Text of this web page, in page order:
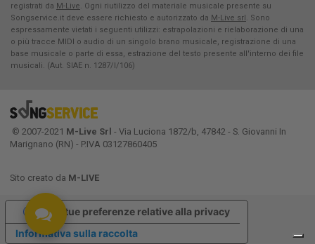
registrati da M-Live. Ogni riutilizzo del materiale musicale presente su
Songservice.it deve essere richiesto e autorizzato da M-Live srl. Sono
espressamente vietati i seguenti utilizzi: estrapolazioni e rielaborazione di una
o più tracce MIDI o audio di un singolo brano musicale, registrazione di una
base musicale o parte di essa, estrazione del testo presente all'interno dei file
musicali. (Aut. SIAE n. 1287/I/106)
© 2007-2021 M-Live Srl - Via Luciona 1872/b, 47842 - S. Giovanni In
Marignano (RN) - P.IVA 03127860405
Sito creato da M-LIVE
Informativa sulla raccolta
Le tue preferenze relative alla privacy